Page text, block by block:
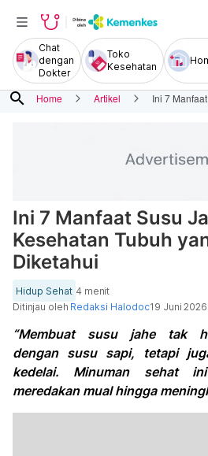
Chat
dengan
Dokter
Toko
Kesehatan
search Home Artikel Ini 7
Ini 7 Manfaat Susu
Kesehatan Tubuh
Diketahui
Hidup Sehat 4 menit
Ditinjau oleh Redaksi Halodoc19 Juni 2026
“Membuat susu jahe tak
dengan susu sapi, tetapi
kedelai. Minuman sehat
meredakan mual hingga